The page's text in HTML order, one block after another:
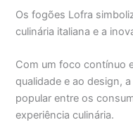
Os fogões Lofra
culinária italiana e a
Com um foco contínuo
qualidade e ao design,
popular entre os
experiência culinária.